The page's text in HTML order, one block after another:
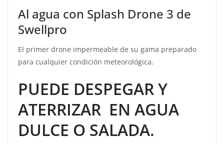
Al agua con Splash Drone 3 de
Swellpro
El primer drone impermeable de su gama preparado
para cualquier condición meteorológica.
PUEDE DESPEGAR Y
ATERRIZAR EN AGUA
DULCE O SALADA.